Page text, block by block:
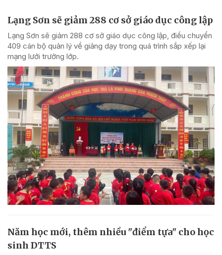
Lạng Sơn sẽ giảm 288 cơ sở giáo dục công lập
Lạng Sơn sẽ giảm 288 cơ sở giáo dục công lập, điều chuyển
409 cán bộ quản lý về giảng dạy trong quá trình sắp xếp lại
mạng lưới trường lớp.
Năm học mới, thêm nhiều "điểm tựa" cho học
sinh DTTS